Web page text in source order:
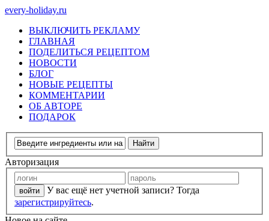
every-holiday.ru
ВЫКЛЮЧИТЬ РЕКЛАМУ
ГЛАВНАЯ
ПОДЕЛИТЬСЯ РЕЦЕПТОМ
НОВОСТИ
БЛОГ
НОВЫЕ РЕЦЕПТЫ
КОММЕНТАРИИ
ОБ АВТОРЕ
ПОДАРОК
Авторизация
У вас ещё нет учетной записи? Тогда
зарегистрируйтесь.